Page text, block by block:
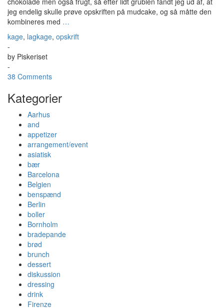
jeg endelig skulle prøve opskriften på mudcake, og så måtte den
kombineres med …
kage, lagkage, opskrift
-
by Piskeriset
-
38 Comments
Kategorier
Aarhus
and
appetizer
arrangement/event
asiatisk
bær
Barcelona
Belgien
benspænd
Berlin
boller
Bornholm
bradepande
brød
brunch
dessert
diskussion
dressing
drink
Firenze